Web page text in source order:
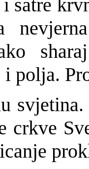
i satre
polja.
crkve